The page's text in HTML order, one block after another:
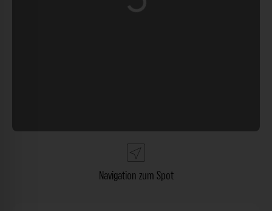
Wird geladen …
Navigation zum Spot